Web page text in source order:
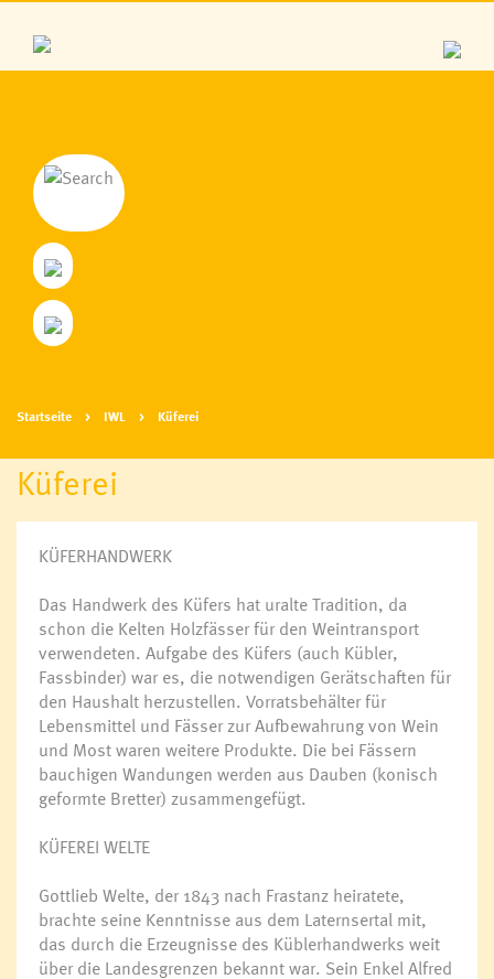
Startseite IWL Küferei
Küferei
KÜFERHANDWERK
Das Handwerk des Küfers hat uralte Tradition, da
schon die Kelten Holzfässer für den Weintransport
verwendeten. Aufgabe des Küfers (auch Kübler,
Fassbinder) war es, die notwendigen Gerätschaften für
den Haushalt herzustellen. Vorratsbehälter für
Lebensmittel und Fässer zur Aufbewahrung von Wein
und Most waren weitere Produkte. Die bei Fässern
bauchigen Wandungen werden aus Dauben (konisch
geformte Bretter) zusammengefügt.
KÜFEREI WELTE
Gottlieb Welte, der 1843 nach Frastanz heiratete,
brachte seine Kenntnisse aus dem Laternsertal mit,
das durch die Erzeugnisse des Küblerhandwerks weit
über die Landesgrenzen bekannt war. Sein Enkel Alfred